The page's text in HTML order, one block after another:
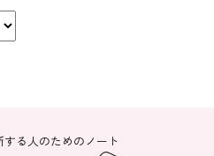
る人のためのノート